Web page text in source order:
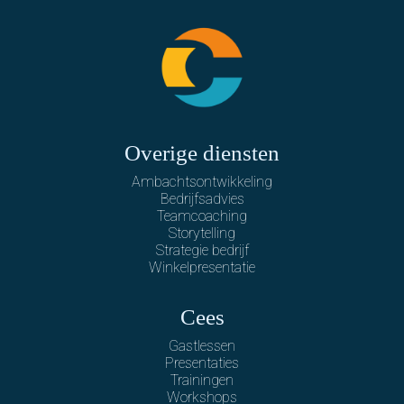
Overige diensten
Ambachtsontwikkeling
Bedrijfsadvies
Teamcoaching
Storytelling
Strategie bedrijf
Winkelpresentatie
Cees
Gastlessen
Presentaties
Trainingen
Workshops